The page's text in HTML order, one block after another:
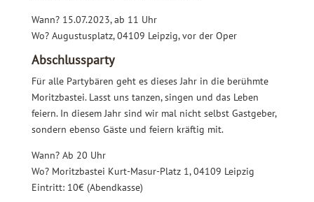
Wann? 15.07.2023, ab 11 Uhr
Wo? Augustusplatz, 04109 Leipzig, vor der Oper
Abschlussparty
Für alle Partybären geht es dieses Jahr in die berühmte
Moritzbastei. Lasst uns tanzen, singen und das Leben
feiern. In diesem Jahr sind wir mal nicht selbst Gastgeber,
sondern ebenso Gäste und feiern kräftig mit.
Wann? Ab 20 Uhr
Wo? Moritzbastei Kurt-Masur-Platz 1, 04109 Leipzig
Eintritt: 10€ (Abendkasse)